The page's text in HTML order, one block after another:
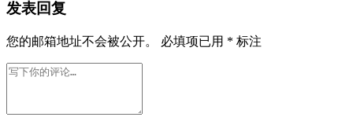
发表回复
您的邮箱地址不会被公开。 必填项已用 * 标注